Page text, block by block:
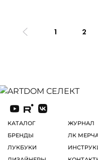
1 2
КАТАЛОГ
БРЕНДЫ
ЛУКБУКИ
ЖУРНАЛ
ЛК